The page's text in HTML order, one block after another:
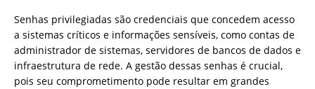
Senhas privilegiadas são credenciais que concedem acesso
a sistemas críticos e informações sensíveis, como contas de
administrador de sistemas, servidores de bancos de dados e
infraestrutura de rede. A gestão dessas senhas é crucial,
pois seu comprometimento pode resultar em grandes